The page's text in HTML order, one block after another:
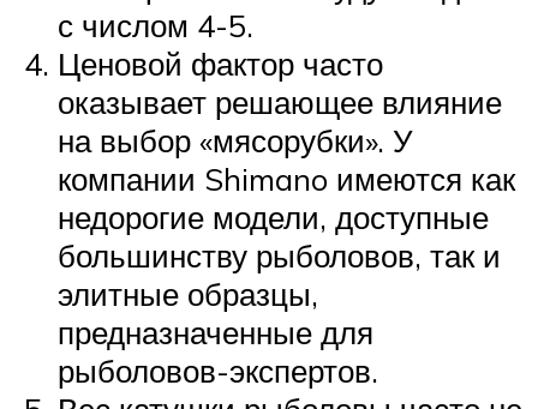
с числом 4-5.
Ценовой фактор часто
оказывает решающее влияние
на выбор «мясорубки». У
компании Shimano имеются как
недорогие модели, доступные
большинству рыболовов, так и
элитные образцы,
предназначенные для
рыболовов-экспертов.